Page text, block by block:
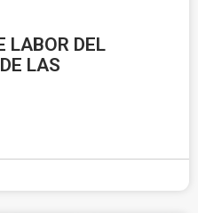
LABOR DEL
LAS